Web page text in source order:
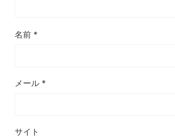
名前 *
メール *
サイト